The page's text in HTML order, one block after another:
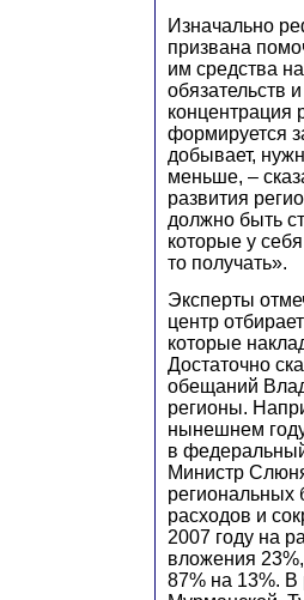
Изначально
призвана
им средства
обязательств
концентрация
формируется
добывает,
меньше, –
развития
должно быть
которые у
то получать».
Эксперты
центр
которые
Достаточно
обещаний
регионы.
нынешнем
в
Министр
региональных
расходов и
2007 году на
вложения
87% на 13%. В